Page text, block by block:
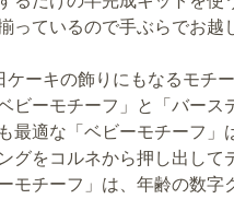
っているので手ぶらでお越
ケーキの飾りにもなるモチ
ビーモチーフ」と「バース
最適な「ベビーモチーフ
グをコルネから押し出して
モチーフ」は、年齢の数